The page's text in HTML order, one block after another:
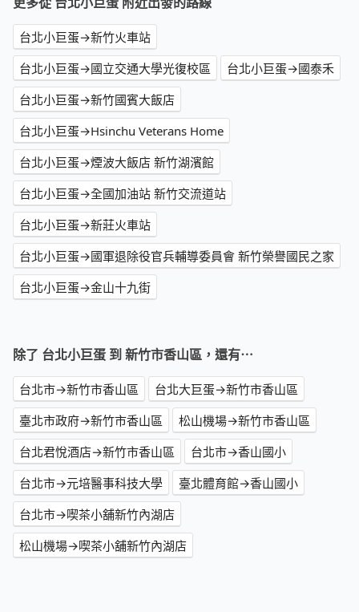
台北小巨蛋→新竹火車站
台北小巨蛋→國立交通大學光復校區
台北小巨蛋→國泰禾
台北小巨蛋→新竹國賓大飯店
台北小巨蛋→Hsinchu Veterans Home
台北小巨蛋→煙波大飯店 新竹湖濱館
台北小巨蛋→全國加油站 新竹交流道站
台北小巨蛋→新莊火車站
台北小巨蛋→國軍退除役官兵輔導委員會 新竹榮譽國民之家
台北小巨蛋→金山十九街
除了 台北小巨蛋 到 新竹市香山區，還有⋯
台北市→新竹市香山區
台北大巨蛋→新竹市香山區
臺北市政府→新竹市香山區
松山機場→新竹市香山區
台北君悅酒店→新竹市香山區
台北市→香山國小
台北市→元培醫事科技大學
臺北體育館→香山國小
台北市→喫茶小舖新竹內湖店
松山機場→喫茶小舖新竹內湖店